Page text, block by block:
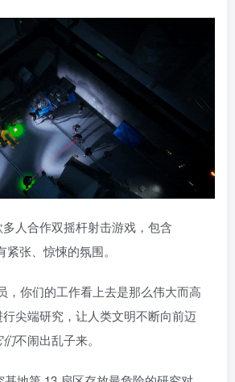
多人合作双摇杆射击游戏，包含
张、惊悚的氛围。
，你们的工作看上去是那么伟大而高
尖端研究，让人类文明不断向前迈
们不闹出乱子来。